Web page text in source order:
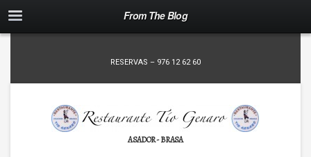
From The Blog
RESERVAS – 976 12 62 60
ASADOR - BRASA